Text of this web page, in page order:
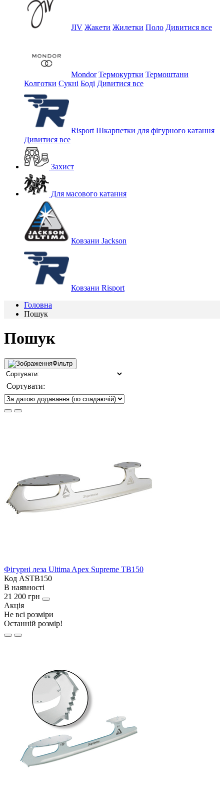
JIV Жакети Жилетки Поло Дивитися все
Mondor Термокуртки Термоштани
Колготки Сукні Боді Дивитися все
Risport Шкарпетки для фігурного катання
Дивитися все
Захист
Для масового катання
Ковзани Jackson
Ковзани Risport
Головна
Пошук
Пошук
Фільтр
Сортувати:
Фігурні леза Ultima Apex Supreme TB150
Код ASTB150
В наявності
21 200 грн
Акція
Не всі розміри
Останній розмір!